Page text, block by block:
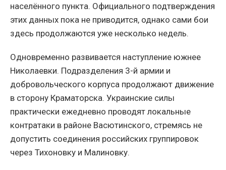
населённого пункта. Официального подтверждения
этих данных пока не приводится, однако сами бои
здесь продолжаются уже несколько недель.
Одновременно развивается наступление южнее
Николаевки. Подразделения 3-й армии и
добровольческого корпуса продолжают движение
в сторону Краматорска. Украинские силы
практически ежедневно проводят локальные
контратаки в районе Васютинского, стремясь не
допустить соединения российских группировок
через Тихоновку и Малиновку.